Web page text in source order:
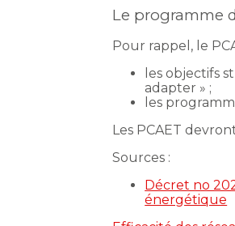
Le programme
Pour rappel, le
les objectifs
adapter » ;
les
Les PCAET
Sources :
Décret no
énergétique